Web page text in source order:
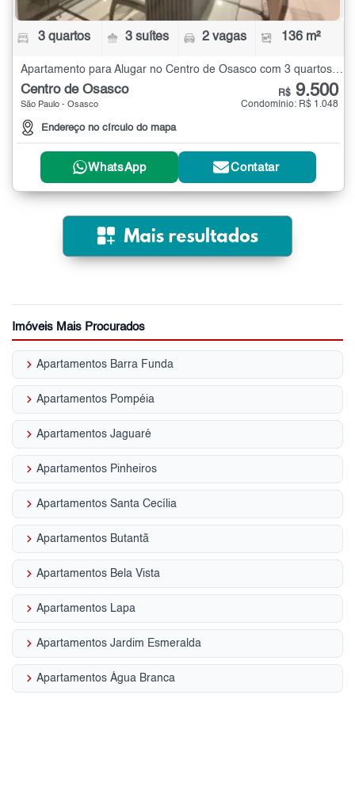
3 quartos 3 suítes 2 vagas 136 m²
Apartamento para Alugar no Centro de Osasco com 3 quartos - 136 m²
Centro de Osasco
São Paulo - Osasco
Endereço no círculo do mapa
R$ 9.500
Condomínio: R$ 1.048
WhatsApp Contatar
Imóveis Mais Procurados
keyboard_arrow_right Apartamentos Barra Funda
keyboard_arrow_right Apartamentos Pompéia
keyboard_arrow_right Apartamentos Jaguaré
keyboard_arrow_right Apartamentos Pinheiros
keyboard_arrow_right Apartamentos Santa Cecília
keyboard_arrow_right Apartamentos Butantã
keyboard_arrow_right Apartamentos Bela Vista
keyboard_arrow_right Apartamentos Lapa
keyboard_arrow_right Apartamentos Jardim Esmeralda
keyboard_arrow_right Apartamentos Água Branca